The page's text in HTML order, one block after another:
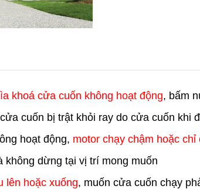
khoá cửa cuốn không hoạt động, bấm
cuốn bị trật khỏi ray do cửa cuốn khi
hoạt động, motor chạy chậm hoặc chỉ
không dừng tại vị trí mong muốn
lên hoặc xuống, muốn cửa cuốn chạy